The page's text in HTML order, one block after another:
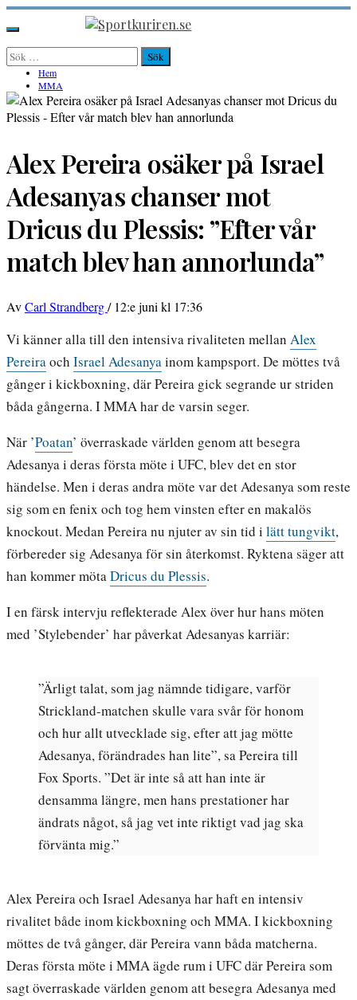
Hoppa
till
innehåll
Sportkuriren.se
Primär
meny
Sök
efter: Hem
MMA
Alex Pereira osäker på Israel
Adesanyas chanser mot
Dricus du Plessis: ”Efter vår
match blev han annorlunda”
AvCarl Strandberg/ 12:e juni kl 17:36
Vi känner alla till den intensiva rivaliteten mellan Alex
Pereiraoch Israel Adesanyainom kampsport. De möttes två
gånger i kickboxning, där Pereira gick segrande ur striden
båda gångerna. I MMA har de varsin seger.
När ’Poatan’ överraskade världen genom att besegra
Adesanya i deras första möte i UFC, blev det en stor
händelse. Men i deras andra möte var det Adesanya som reste
sig som en fenix och tog hem vinsten efter en makalös
knockout. Medan Pereira nu njuter av sin tid i lätt tungvikt,
förbereder sig Adesanya för sin återkomst. Ryktena säger att
han kommer mötaDricus du Plessis.
I en färsk intervju reflekterade Alex över hur hans möten
med ’Stylebender’ har påverkat Adesanyas karriär:
”Ärligt talat, som jag nämnde tidigare, varför
Strickland-matchen skulle vara svår för honom
och hur allt utvecklade sig, efter att jag mötte
Adesanya, förändrades han lite”, sa Pereira till
Fox Sports. ”Det är inte så att han inte är
densamma längre, men hans prestationer har
ändrats något, så jag vet inte riktigt vad jag ska
förvänta mig.”
Alex Pereira och Israel Adesanya har haft en intensiv
rivalitet både inom kickboxning och MMA. I kickboxning
möttes de två gånger, där Pereira vann båda matcherna.
Deras första möte i MMA ägde rum i UFC där Pereira som
sagt överraskade världen genom att besegra Adesanya med